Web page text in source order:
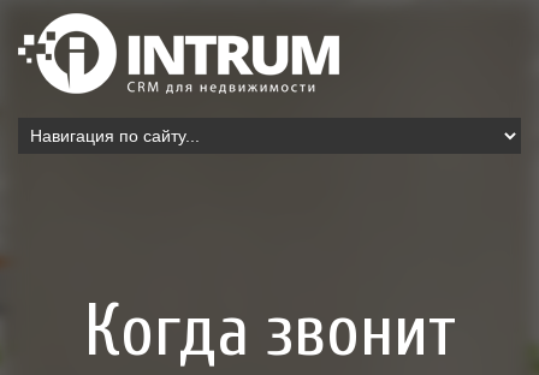
Когда звонит